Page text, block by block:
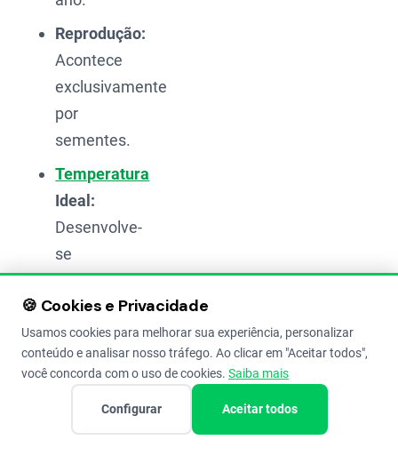
Reprodução:
Acontece
exclusivamente
por
sementes.
Temperatura
Ideal:
Desenvolve-
se
melhor
com
temperaturas
próximas
.
🍪 Cookies e Privacidade
Usamos cookies para melhorar sua experiência, personalizar
conteúdo e analisar nosso tráfego. Ao clicar em "Aceitar todos",
você concorda com o uso de cookies. Saiba mais
Configurar Aceitar todos